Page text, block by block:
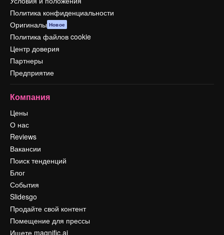
Политика конфиденциальности
Оригиналы Новое
Политика файлов cookie
Центр доверия
Партнеры
Предприятие
Компания
Цены
О нас
Reviews
Вакансии
Поиск тенденций
Блог
События
Slidesgo
Продайте свой контент
Помещение для прессы
Ищете magnific.ai